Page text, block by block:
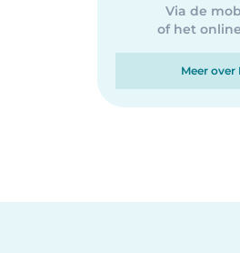
Via de
of het
Meer over